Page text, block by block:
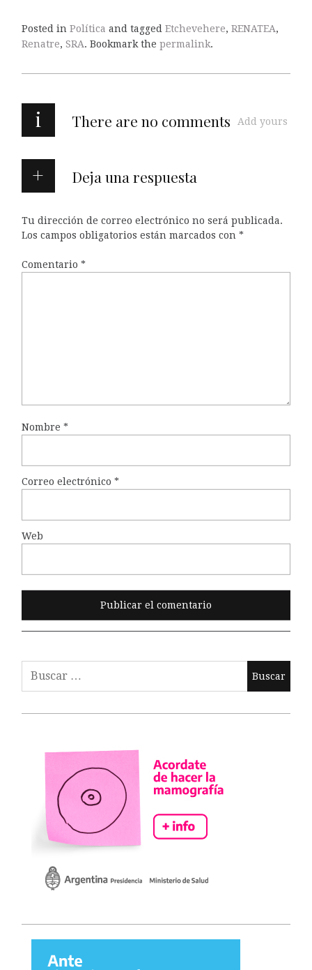
Posted in Política and tagged Etchevehere, RENATEA,
Renatre, SRA. Bookmark the permalink.
i There are no comments Add yours
Deja una respuesta
Tu dirección de correo electrónico no será publicada.
Los campos obligatorios están marcados con *
Comentario *
Nombre *
Correo electrónico *
Web